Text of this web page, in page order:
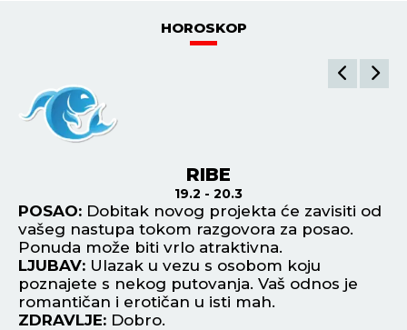
HOROSKOP
RIBE
19.2 - 20.3
POSAO: Dobitak novog projekta će zavisiti od
vašeg nastupa tokom razgovora za posao.
Ponuda može biti vrlo atraktivna.
LJUBAV: Ulazak u vezu s osobom koju
poznajete s nekog putovanja. Vaš odnos je
romantičan i erotičan u isti mah.
ZDRAVLJE: Dobro.